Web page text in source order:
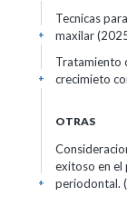
Tecnicas
maxilar
+
Tratamiento
crecimieto
+
OTRAS
exitoso en el
periodontal.
+